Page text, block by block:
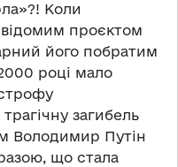
Коли
проєктом
його побратим
році мало
загибель
Володимир Путін
що стала